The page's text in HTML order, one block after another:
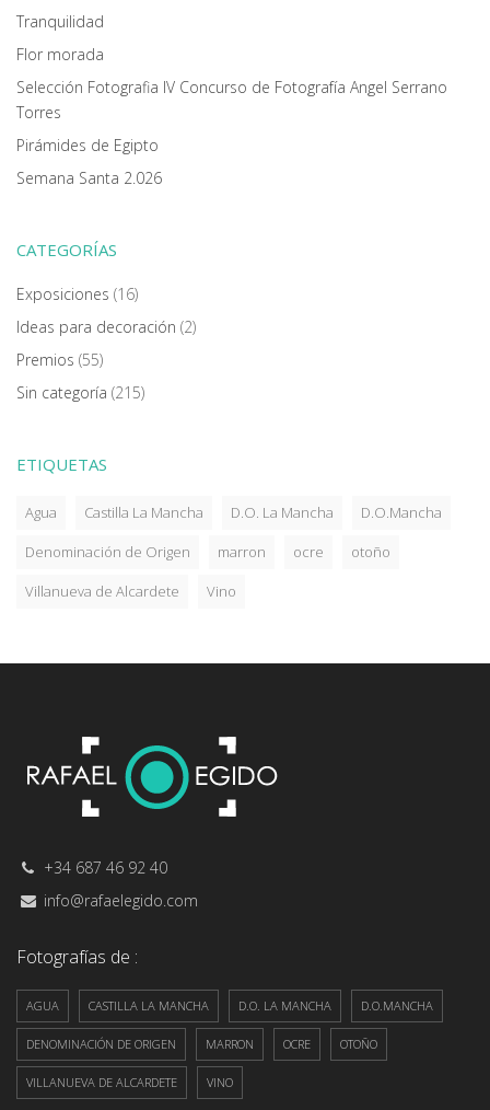
Tranquilidad
Flor morada
Selección Fotografia IV Concurso de Fotografía Angel Serrano
Torres
Pirámides de Egipto
Semana Santa 2.026
CATEGORÍAS
Exposiciones (16)
Ideas para decoración (2)
Premios (55)
Sin categoría (215)
ETIQUETAS
Agua Castilla La Mancha D.O. La Mancha
D.O.Mancha
Denominación de Origen
marron ocre
otoño
Villanueva de Alcardete
Vino
+34 687 46 92 40
info@rafaelegido.com
Fotografías de :
AGUA CASTILLA LA MANCHA D.O. LA MANCHA D.O.MANCHA
DENOMINACIÓN DE ORIGEN MARRON OCRE OTOÑO
VILLANUEVA DE ALCARDETE VINO